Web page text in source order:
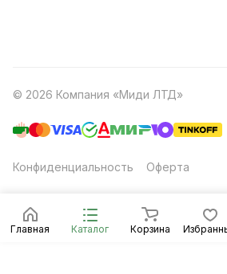
Главная Каталог Корзина
© 2026 Компания «Миди ЛТД»
Конфиденциальность Оферта